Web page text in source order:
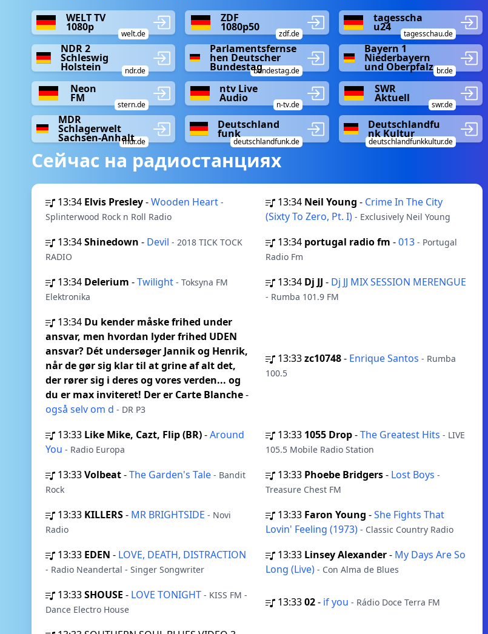
WELT TV
1080p
welt.de
ZDF
1080p50
zdf.de
tagesscha
u24
tagesschau.de
NDR 2
Schleswig
Holstein ndr.de
Parlamentsfernse
hen Deutscher
Bundestagbundestag.de
Bayern 1
Niederbayern
und Oberpfalz br.de
Neon
FM
stern.de
ntv Live
Audio
n-tv.de
SWR
Aktuell
swr.de
MDR
Schlagerwelt
Sachsen-Anhaltmdr.de
Deutschland
funk
deutschlandfunk.de
Deutschlandfu
nk Kultur
deutschlandfunkkultur.de
Сейчас на радиостанциях
13:34 Elvis Presley-Wooden Heart -
Splinterwood Rock n Roll Radio
13:34 Neil Young - Crime In The City
(Sixty To Zero, Pt. I) - Exclusively Neil Young
13:34Shinedown - Devil - 2018 TICK TOCK
RADIO
13:34 portugal radio fm -013 - Portugal
Radio Fm
13:34 Delerium -Twilight - Toksyna FM
Elektronika
13:34 Dj JJ - Dj JJ MIX SESSION MERENGUE
- Rumba 101.9 FM
13:34 Du kender måske frihed under
ansvar, men hvordan lyder frihed UDEN
ansvar? Dét undersøger Jannik og Henrik,
når de gør sig klar til at grine af alt det,
der rører sig i deres og vores verden... og
du er max inviteret! Der er Carte Blanche-
også selv om d - DR P3
13:33zc10748- Enrique Santos - Rumba
100.5
13:33 Like Mike, Cazt, Flip (BR)-Around
You - Radio Europa
13:33 1055 Drop-The Greatest Hits - LIVE
105.5 Mobile Radio Station
13:33Volbeat-The Garden's Tale - Bandit
Rock
13:33 Phoebe Bridgers- Lost Boys -
Treasure Chest FM
13:33 KILLERS- MR BRIGHTSIDE - Novi
Radio
13:33 Faron Young -She Fights That
Lovin' Feeling (1973) - Classic Country Radio
13:33 EDEN - LOVE, DEATH, DISTRACTION
- Radio Neandertal - Singer Songwriter
13:33 Linsey Alexander- My Days Are So
Long (Live) - Con Alma de Blues
13:33SHOUSE - LOVE TONIGHT - KISS FM -
Dance Electro House
13:3302- if you - Rádio Doce Terra FM